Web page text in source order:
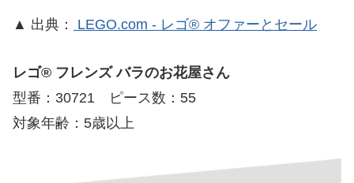
▲ 出典： LEGO.com - レゴ® オファーとセール
レゴ® フレンズ バラのお花屋さん
型番：30721 ピース数：55
対象年齢：5歳以上